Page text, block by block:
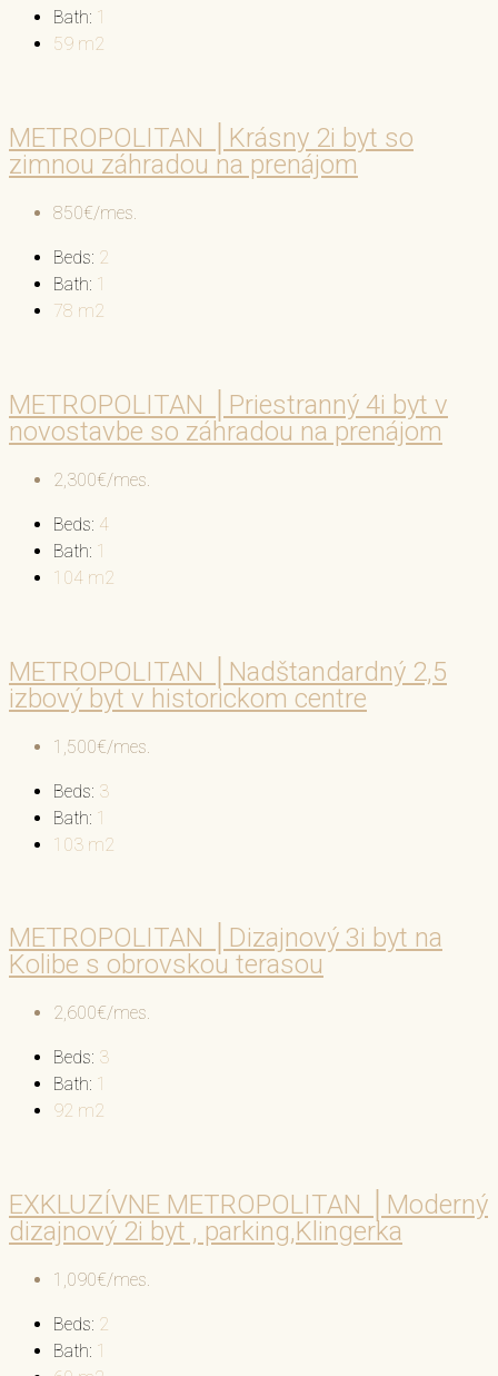
Bath: 1
59 m2
METROPOLITAN │Krásny 2i byt so
zimnou záhradou na prenájom
850€/mes.
Beds: 2
Bath: 1
78 m2
METROPOLITAN │Priestranný 4i byt v
novostavbe so záhradou na prenájom
2,300€/mes.
Beds: 4
Bath: 1
104 m2
METROPOLITAN │Nadštandardný 2,5
izbový byt v historickom centre
1,500€/mes.
Beds: 3
Bath: 1
103 m2
METROPOLITAN │Dizajnový 3i byt na
Kolibe s obrovskou terasou
2,600€/mes.
Beds: 3
Bath: 1
92 m2
EXKLUZÍVNE METROPOLITAN │Moderný
dizajnový 2i byt , parking,Klingerka
1,090€/mes.
Beds: 2
Bath: 1